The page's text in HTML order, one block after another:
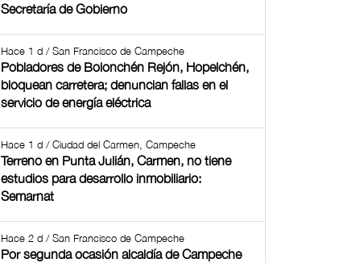
Secretaría de Gobierno
Hace 1 d / San Francisco de Campeche
Pobladores de Bolonchén Rejón, Hopelchén,
bloquean carretera; denuncian fallas en el
servicio de energía eléctrica
Hace 1 d / Ciudad del Carmen, Campeche
Terreno en Punta Julián, Carmen, no tiene
estudios para desarrollo inmobiliario:
Semarnat
Hace 2 d / San Francisco de Campeche
Por segunda ocasión alcaldía de Campeche